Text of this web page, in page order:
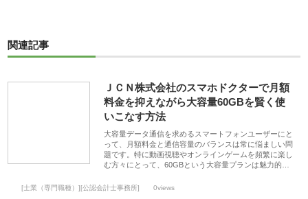
関連記事
ＪＣＮ株式会社のスマホドクターで月額
料金を抑えながら大容量60GBを賢く使
いこなす方法
大容量データ通信を求めるスマートフォンユーザーにと
って、月額料金と通信容量のバランスは常に悩ましい問
題です。特に動画視聴やオンラインゲームを頻繁に楽し
む方々にとって、60GBという大容量プランは魅力的…
[士業（専門職種）][公認会計士事務所] 0views